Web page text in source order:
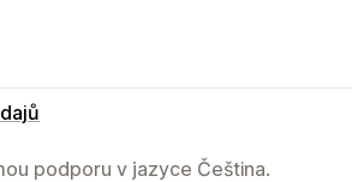
podporu v jazyce Čeština.